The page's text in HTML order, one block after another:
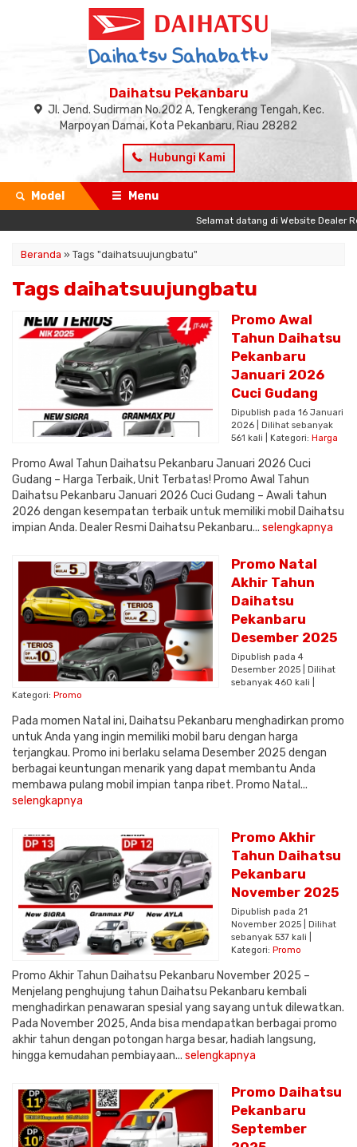
Daihatsu Pekanbaru
Jl. Jend. Sudirman No.202 A, Tengkerang Tengah, Kec.
Marpoyan Damai, Kota Pekanbaru, Riau 28282
Hubungi Kami
Model Menu
Selamat datang di Website Dealer
Beranda » Tags "daihatsuujungbatu"
Tags daihatsuujungbatu
Promo Awal
Tahun Daihatsu
Pekanbaru
Januari 2026
Cuci Gudang
Dipublish pada 16 Januari
2026 | Dilihat sebanyak
561 kali | Kategori: Harga
Promo Awal Tahun Daihatsu Pekanbaru Januari 2026 Cuci
Gudang – Harga Terbaik, Unit Terbatas! Promo Awal Tahun
Daihatsu Pekanbaru Januari 2026 Cuci Gudang – Awali tahun
2026 dengan kesempatan terbaik untuk memiliki mobil Daihatsu
impian Anda. Dealer Resmi Daihatsu Pekanbaru... selengkapnya
Promo Natal
Akhir Tahun
Daihatsu
Pekanbaru
Desember 2025
Dipublish pada 4
Desember 2025 | Dilihat
sebanyak 460 kali |
Kategori: Promo
Pada momen Natal ini, Daihatsu Pekanbaru menghadirkan promo
untuk Anda yang ingin memiliki mobil baru dengan harga
terjangkau. Promo ini berlaku selama Desember 2025 dengan
berbagai keuntungan menarik yang dapat membantu Anda
membawa pulang mobil impian tanpa ribet. Promo Natal...
selengkapnya
Promo Akhir
Tahun Daihatsu
Pekanbaru
November 2025
Dipublish pada 21
November 2025 | Dilihat
sebanyak 537 kali |
Kategori: Promo
Promo Akhir Tahun Daihatsu Pekanbaru November 2025 –
Menjelang penghujung tahun Daihatsu Pekanbaru kembali
menghadirkan penawaran spesial yang sayang untuk dilewatkan.
Pada November 2025, Anda bisa mendapatkan berbagai promo
akhir tahun dengan potongan harga besar, hadiah langsung,
hingga kemudahan pembiayaan... selengkapnya
Promo Daihatsu
Pekanbaru
September